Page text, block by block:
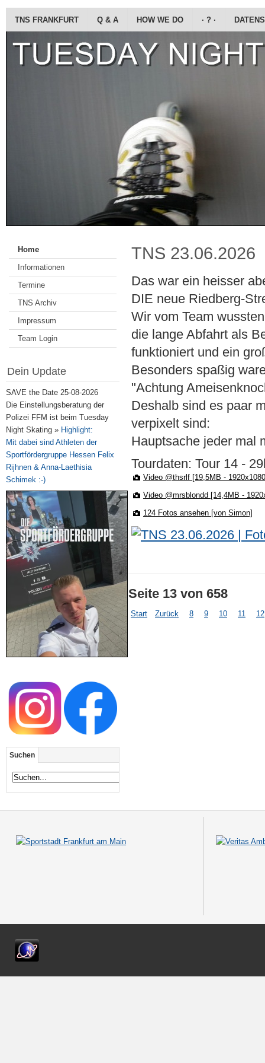
TNS FRANKFURT Q & A HOW WE DO · ? ·
Home
Informationen
Termine
TNS Archiv
Impressum
Team Login
Dein Update
SAVE the Date 25-08-2026
Die Einstellungsberatung der
Polizei FFM ist beim Tuesday
Night Skating » Highlight:
Mit dabei sind Athleten der
Sportfördergruppe Hessen Felix
Rijhnen & Anna-Laethisia
Schimek :-)
Suchen
TNS 23.06.2026
Das war ein heisser
DIE neue Riedberg-
Wir vom Team
die lange Abfahrt als
funktioniert und ein
Besonders spaßig
"Achtung
Deshalb sind es paar
verpixelt sind:
Hauptsache jeder mal
Tourdaten: Tour 14 -
Video @thsrlf [19,5MB -
Video @mrsblondd [14,4MB -
124 Fotos ansehen [von Simon]
Seite 13 von 658
Start Zurück 8 9 10 11 12